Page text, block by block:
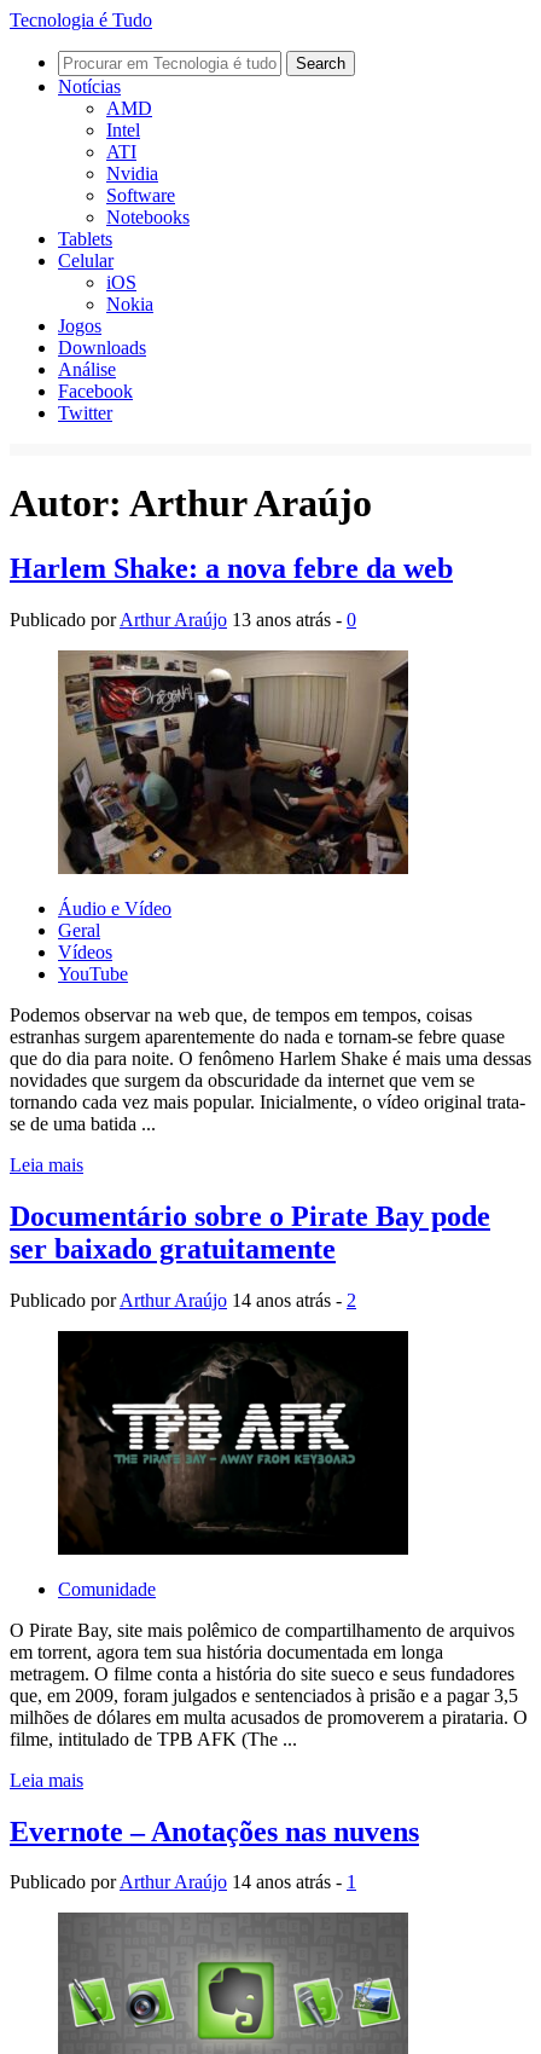
Tecnologia é Tudo
Notícias
AMD
Intel
ATI
Nvidia
Software
Notebooks
Tablets
Celular
iOS
Nokia
Jogos
Downloads
Análise
Facebook
Twitter
Autor: Arthur Araújo
Harlem Shake: a nova febre da web
Publicado porArthur Araújo 13 anos atrás - 0
Áudio e Vídeo
Geral
Vídeos
YouTube
Podemos observar na web que, de tempos em tempos, coisas
estranhas surgem aparentemente do nada e tornam-se febre quase
que do dia para noite. O fenômeno Harlem Shake é mais uma dessas
novidades que surgem da obscuridade da internet que vem se
tornando cada vez mais popular. Inicialmente, o vídeo original trata-
se de uma batida ...
Leia mais
Documentário sobre o Pirate Bay pode
ser baixado gratuitamente
Publicado porArthur Araújo 14 anos atrás - 2
Comunidade
O Pirate Bay, site mais polêmico de compartilhamento de arquivos
em torrent, agora tem sua história documentada em longa
metragem. O filme conta a história do site sueco e seus fundadores
que, em 2009, foram julgados e sentenciados à prisão e a pagar 3,5
milhões de dólares em multa acusados de promoverem a pirataria. O
filme, intitulado de TPB AFK (The ...
Leia mais
Evernote – Anotações nas nuvens
Publicado porArthur Araújo 14 anos atrás - 1